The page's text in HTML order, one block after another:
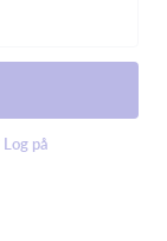
Log på